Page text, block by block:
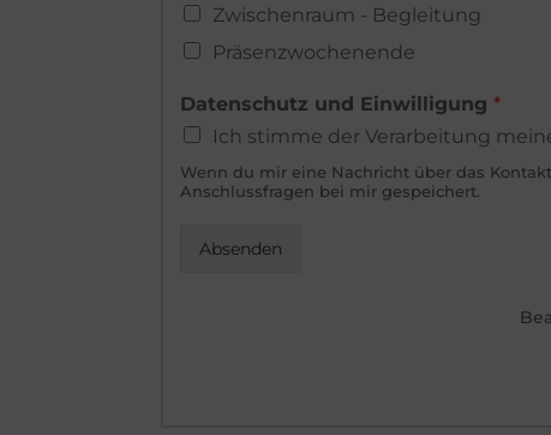
l
-
A
r
s
Zwischenraum - Begleitung
Präsenzwochenende
Datenschutz und Einwilligung*
Ich stimme der Verarbeitung
Wenn du mir eine Nachricht über das
Anschlussfragen bei mir gespeichert.
Absenden